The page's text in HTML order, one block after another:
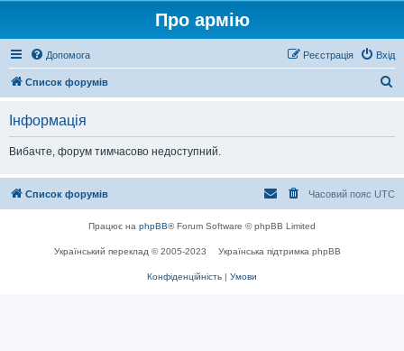
Про армію
Допомога Вхід
Реєстрація
Список форумів
Інформація
Вибачте, форум тимчасово недоступний.
Список форумів Часовий пояс UTC
Працює на phpBB® Forum Software © phpBB Limited
Український переклад © 2005-2023 Українська підтримка phpBB
Конфіденційність | Умови